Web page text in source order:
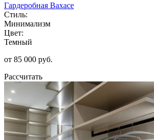
Гардеробная Вахасе
Стиль:
Минимализм
Цвет:
Темный
от 85 000 руб.
Рассчитать